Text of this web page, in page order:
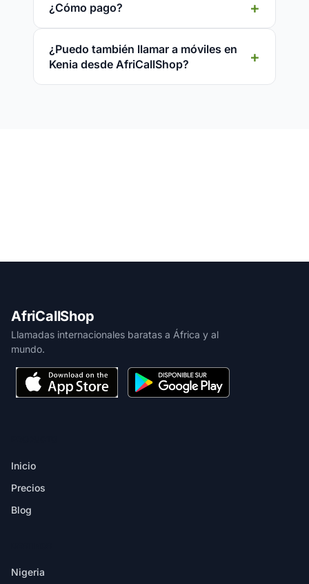
¿Cómo pago?
¿Puedo también llamar a móviles en
Kenia desde AfriCallShop?
AfriCallShop
Llamadas internacionales baratas a África y al
mundo.
Inicio
Precios
Blog
Nigeria